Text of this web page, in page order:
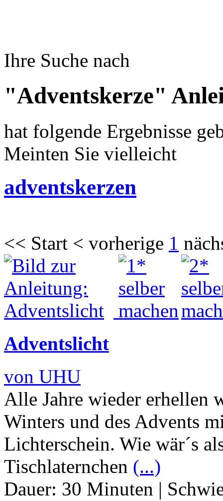
Ihre Suche nach
"Adventskerze"
hat folgende Ergebnisse
Meinten Sie vielleicht
adventskerzen
<< Start < vorherige 1
Adventslicht
von UHU
Alle Jahre wieder erhellen
Winters und des Advents
Lichterschein. Wie wär´s
Tischlaternchen (...)
Dauer: 30 Minuten |